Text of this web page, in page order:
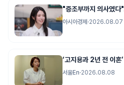
"증조부까지 의사였
아시아경제 ·2026.08.07
‘고지용과 2년 전 이혼
서울En·2026.08.08